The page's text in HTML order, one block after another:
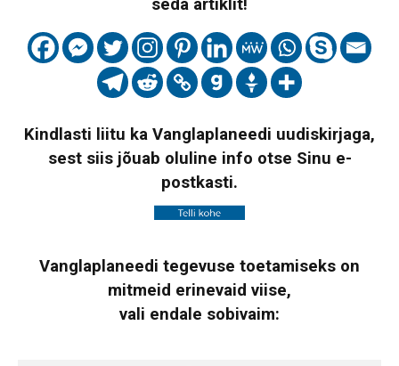
seda artiklit!
Kindlasti liitu ka Vanglaplaneedi uudiskirjaga,
sest siis jõuab oluline info otse Sinu e-
postkasti.
Vanglaplaneedi tegevuse toetamiseks on
mitmeid erinevaid viise,
vali endale sobivaim: